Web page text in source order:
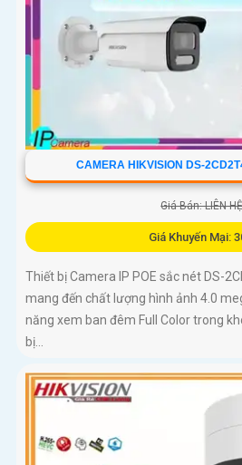
CAMERA HIKVISION DS-
Giá Bán: LIÊN
Giá Khuyến Mại:
Thiết bị Camera IP POE sắc nét DS-
mang đến chất lượng hình ảnh 4.0
năng xem ban đêm Full Color trong
bị...